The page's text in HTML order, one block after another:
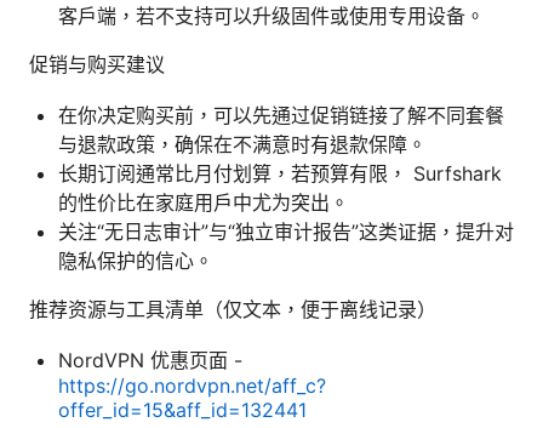
客户端，若不支持可以升级固件或使用专用设备。
促销与购买建议
在你决定购买前，可以先通过促销链接了解不同套餐
与退款政策，确保在不满意时有退款保障。
长期订阅通常比月付划算，若预算有限， Surfshark
的性价比在家庭用户中尤为突出。
关注“无日志审计”与“独立审计报告”这类证据，提升对
隐私保护的信心。
推荐资源与工具清单（仅文本，便于离线记录）
NordVPN 优惠页面 -
https://go.nordvpn.net/aff_c?
offer_id=15&aff_id=132441